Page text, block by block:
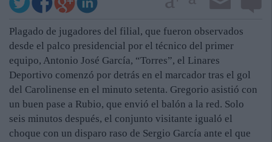
Plagado de jugadores del filial, que fueron observados
desde el palco presidencial por el técnico del primer
equipo, Antonio José García, “Torres”, el Linares
Deportivo comenzó por detrás en el marcador tras el gol
del Carolinense en el minuto setenta. Gregorio asistió con
un buen pase a Rubio, que envió el balón a la red. Solo
seis minutos después, el conjunto visitante igualó el
choque con un disparo raso de Sergio García ante el que